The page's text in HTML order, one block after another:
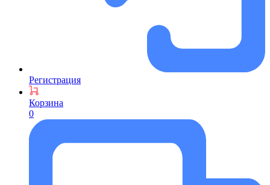
Регистрация
Корзина
0